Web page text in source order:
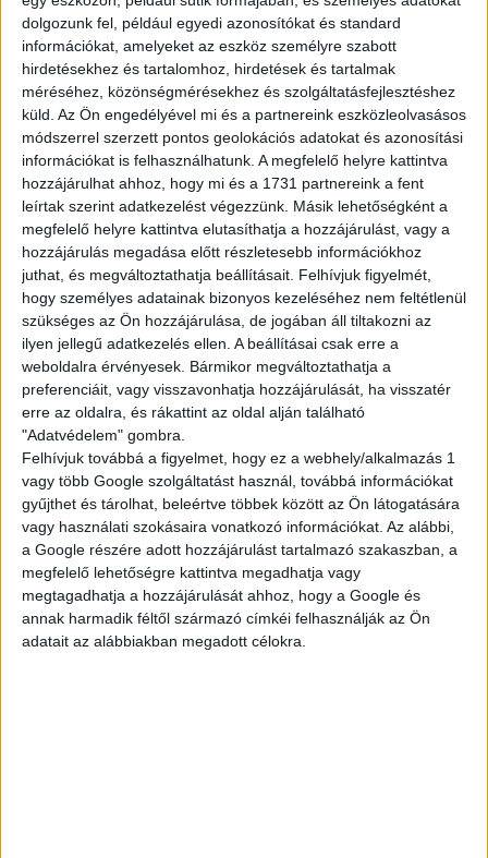
dolgozunk fel, például egyedi azonosítókat és standard
információkat, amelyeket az eszköz személyre szabott
hirdetésekhez és tartalomhoz, hirdetések és tartalmak
méréséhez, közönségmérésekhez és szolgáltatásfejlesztéshez
küld. Az Ön engedélyével mi és a partnereink eszközleolvasásos
módszerrel szerzett pontos geolokációs adatokat és azonosítási
információkat is felhasználhatunk. A megfelelő helyre kattintva
hozzájárulhat ahhoz, hogy mi és a 1731 partnereink a fent
leírtak szerint adatkezelést végezzünk. Másik lehetőségként a
megfelelő helyre kattintva elutasíthatja a hozzájárulást, vagy a
hozzájárulás megadása előtt részletesebb információkhoz
juthat, és megváltoztathatja beállításait. Felhívjuk figyelmét,
hogy személyes adatainak bizonyos kezeléséhez nem feltétlenül
szükséges az Ön hozzájárulása, de jogában áll tiltakozni az
ilyen jellegű adatkezelés ellen. A beállításai csak erre a
weboldalra érvényesek. Bármikor megváltoztathatja a
preferenciáit, vagy visszavonhatja hozzájárulását, ha visszatér
erre az oldalra, és rákattint az oldal alján található
"Adatvédelem" gombra.
Felhívjuk továbbá a figyelmet, hogy ez a webhely/alkalmazás 1
vagy több Google szolgáltatást használ, továbbá információkat
gyűjthet és tárolhat, beleértve többek között az Ön látogatására
vagy használati szokásaira vonatkozó információkat. Az alábbi,
a Google részére adott hozzájárulást tartalmazó szakaszban, a
megfelelő lehetőségre kattintva megadhatja vagy
megtagadhatja a hozzájárulását ahhoz, hogy a Google és
annak harmadik féltől származó címkéi felhasználják az Ön
adatait az alábbiakban megadott célokra.
havi 120 óra felett: 25.000Ft
havi 150 óra felett: 40.000Ft
Amit kínálunk:
Rugalmas, sulihoz igazítható beosztás
Biztos, hosszútávú munkalehetőség
Barátságos, támogató csapat
Fejlődési és előrelépési lehetőség
Multi Job QuickPayen keresztül tudsz kérni fizetési előleget
25%-os kedvezménykártya jár mindenkinek a Starbucks, KFC
és Pizza Hut éttermeknél
Ha itt dolgozol, sosem maradsz éhesen!
A munka mellett a szórakozás is fontos! Folyamatos tréningeken
és csapatépítőkön vehetsz részt.
JELENTKEZÉS
KÉRDÉSED VAN?